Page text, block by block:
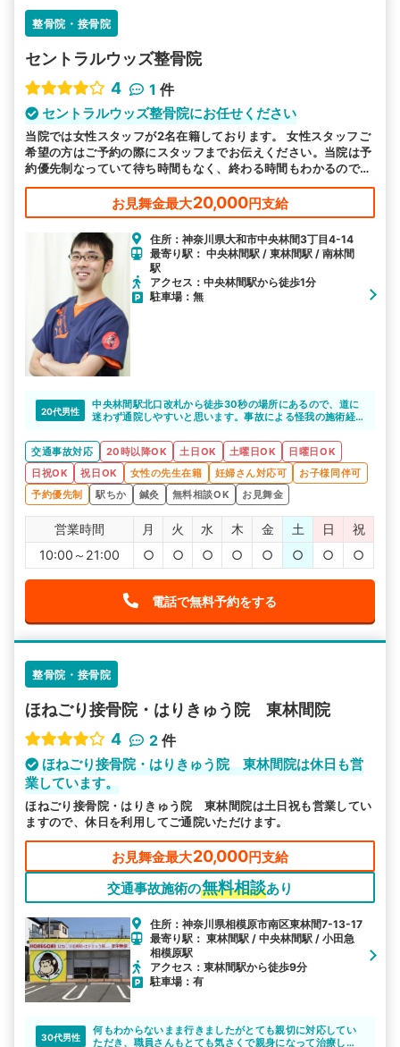
詳細条件で絞り込む
その他の検索方法
駅から探す 院名から探す
整骨院・接骨院
セントラルウッズ整骨院
4
1 件
セントラルウッズ整骨院にお任せください
当院では女性スタッフが2名在籍しております。 女性スタッフご
希望の方はご予約の際にスタッフまでお伝えください。当院は予
約優先制なっていて待ち時間もなく、終わる時間もわかるので、
スケジュールの合間に受けやすくなっております。
お見舞金最大20,000円支給
住所：神奈川県大和市中央林間3丁目4-14
最寄り駅： 中央林間駅 / 東林間駅 / 南林間
駅
アクセス：中央林間駅から徒歩1分
駐車場：無
20代男性
中央林間駅北口改札から徒歩30秒の場所にあるので、道に
迷わず通院しやすいと思います。事故による怪我の施術経
交通事故対応
20時以降OK 土日OK 土曜日OK
日曜日OK
日祝OK
祝日OK 女性の先生在籍 妊婦さん対応可
お子様同伴可
予約優先制
駅ちか 鍼灸 無料相談OK お見舞金
営業時間 月 火 水 木 金 土 日
祝
10:00～21:00
○ ○ ○ ○ ○ ○ ○ ○
電話で無料予約をする
整骨院・接骨院
ほねごり接骨院・はりきゅう院 東林間院
4
2 件
ほねごり接骨院・はりきゅう院 東林間院は休日も営
業しています。
ほねごり接骨院・はりきゅう院 東林間院は土日祝も営業してい
ますので、休日を利用してご通院いただけます。
お見舞金最大20,000円支給
交通事故施術の無料相談あり
住所：神奈川県相模原市南区東林間7-13-17
最寄り駅： 東林間駅 / 中央林間駅 / 小田急
相模原駅
アクセス：東林間駅から徒歩9分
駐車場：有
30代男性
何もわからないまま行きましたがとても親切に対応してい
ただき、職員さんもとても気さくで親身になって治療して